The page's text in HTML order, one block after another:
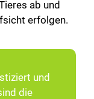
ab und
erfolgen.
und
die